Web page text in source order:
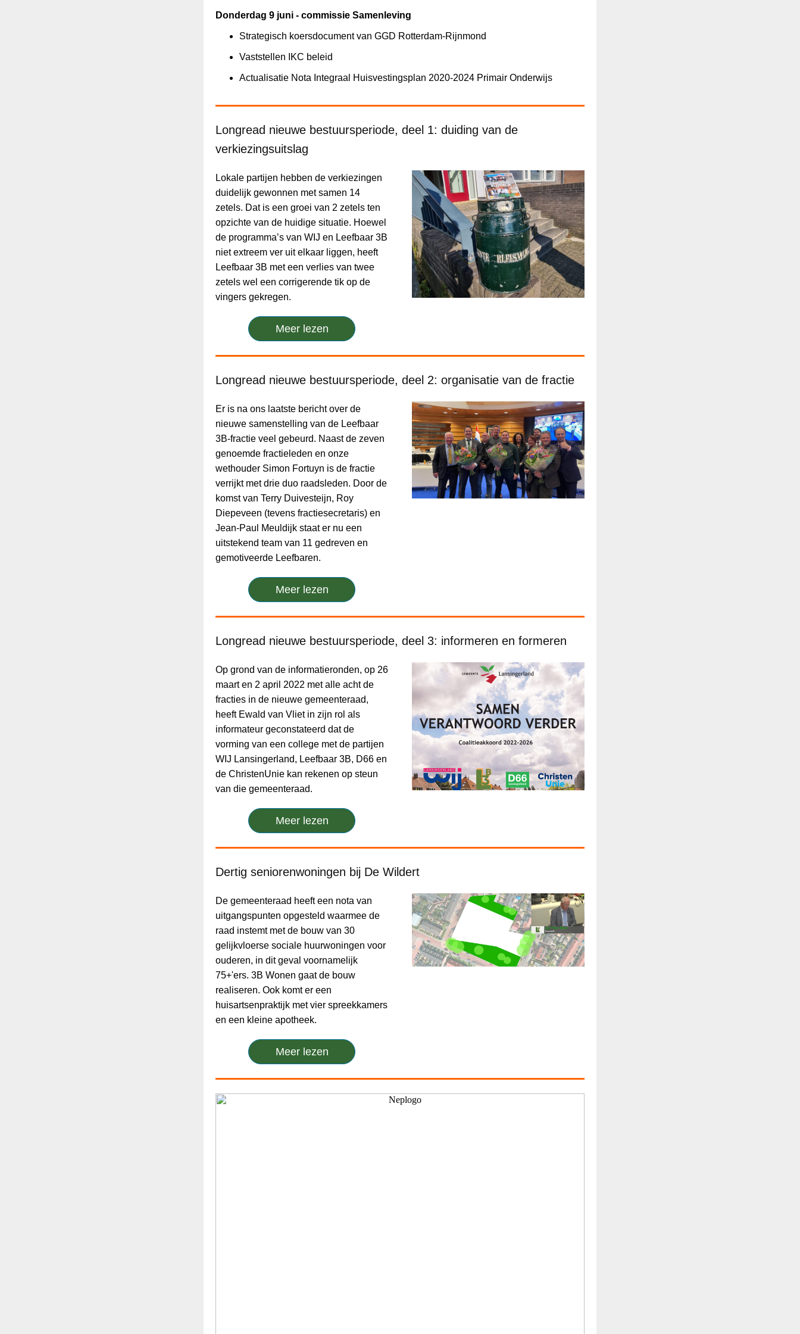
Donderdag 9 juni - commissie Samenleving
Strategisch koersdocument van GGD Rotterdam-Rijnmond
Vaststellen IKC beleid
Actualisatie Nota Integraal Huisvestingsplan 2020-2024 Primair Onderwijs
Longread nieuwe bestuursperiode, deel 1: duiding van de
verkiezingsuitslag
Lokale partijen hebben de verkiezingen
duidelijk gewonnen met samen 14
zetels. Dat is een groei van 2 zetels ten
opzichte van de huidige situatie. Hoewel
de programma’s van WIJ en Leefbaar 3B
niet extreem ver uit elkaar liggen, heeft
Leefbaar 3B met een verlies van twee
zetels wel een corrigerende tik op de
vingers gekregen.
Meer lezen
Longread nieuwe bestuursperiode, deel 2: organisatie van de fractie
Er is na ons laatste bericht over de
nieuwe samenstelling van de Leefbaar
3B-fractie veel gebeurd. Naast de zeven
genoemde fractieleden en onze
wethouder Simon Fortuyn is de fractie
verrijkt met drie duo raadsleden. Door de
komst van Terry Duivesteijn, Roy
Diepeveen (tevens fractiesecretaris) en
Jean-Paul Meuldijk staat er nu een
uitstekend team van 11 gedreven en
gemotiveerde Leefbaren.
Meer lezen
Longread nieuwe bestuursperiode, deel 3: informeren en formeren
Op grond van de informatieronden, op 26
maart en 2 april 2022 met alle acht de
fracties in de nieuwe gemeenteraad,
heeft Ewald van Vliet in zijn rol als
informateur geconstateerd dat de
vorming van een college met de partijen
WIJ Lansingerland, Leefbaar 3B, D66 en
de ChristenUnie kan rekenen op steun
van die gemeenteraad.
Meer lezen
Dertig seniorenwoningen bij De Wildert
De gemeenteraad heeft een nota van
uitgangspunten opgesteld waarmee de
raad instemt met de bouw van 30
gelijkvloerse sociale huurwoningen voor
ouderen, in dit geval voornamelijk
75+'ers. 3B Wonen gaat de bouw
realiseren. Ook komt er een
huisartsenpraktijk met vier spreekkamers
en een kleine apotheek.
Meer lezen